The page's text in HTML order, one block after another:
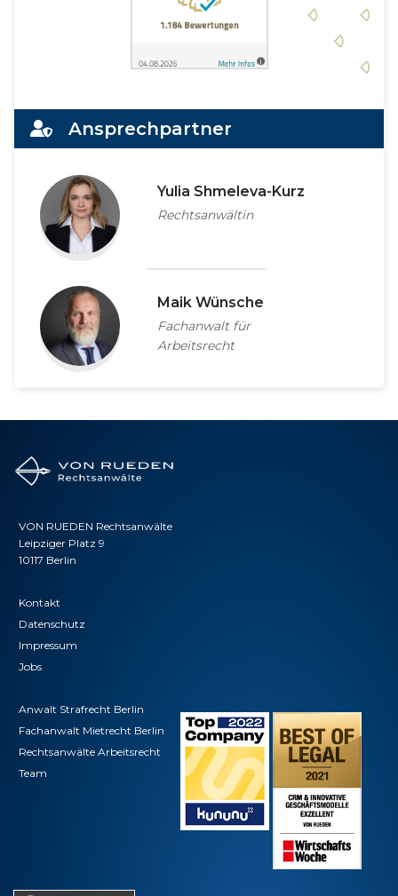
Ansprechpartner
Yulia Shmeleva-Kurz
Rechtsanwältin
Maik Wünsche
Fachanwalt für
Arbeitsrecht
VON RUEDEN Rechtsanwälte
Leipziger Platz 9
10117 Berlin
Kontakt
Datenschutz
Impressum
Jobs
Anwalt Strafrecht Berlin
Fachanwalt Mietrecht Berlin
Rechtsanwälte Arbeitsrecht
Team